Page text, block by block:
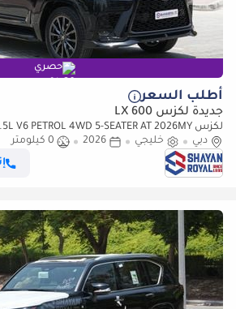
حصري
أطلب السعر
جديدة لكزس LX 600
لكزس LX 600 F-SPORT 3.5L V6 PETROL 4WD 5-SEATER AT 2026MY
دبي
خليجي 2026
0 كيلومتر